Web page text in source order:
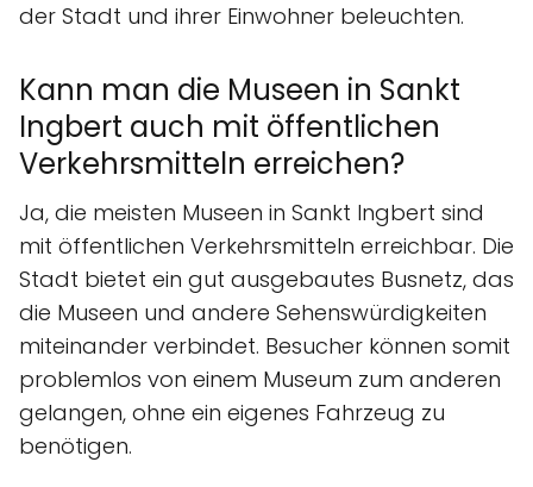
der Stadt und ihrer Einwohner beleuchten.
Kann man die Museen in Sankt
Ingbert auch mit öffentlichen
Verkehrsmitteln erreichen?
Ja, die meisten Museen in Sankt Ingbert sind
mit öffentlichen Verkehrsmitteln erreichbar. Die
Stadt bietet ein gut ausgebautes Busnetz, das
die Museen und andere Sehenswürdigkeiten
miteinander verbindet. Besucher können somit
problemlos von einem Museum zum anderen
gelangen, ohne ein eigenes Fahrzeug zu
benötigen.